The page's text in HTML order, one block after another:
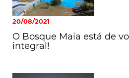
20/08/2021
O Bosque Maia está de
integral!